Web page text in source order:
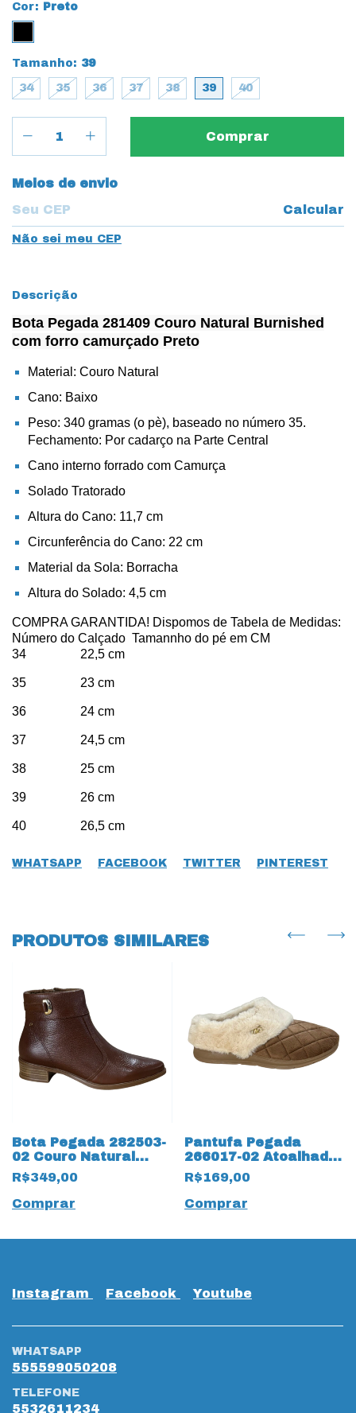
Cor: Preto
Tamanho: 39
34 35 36 37 38 39 40
Entregas para o CEP:
Meios de envio
Calcular
Não sei meu CEP
Descrição
Bota Pegada 281409 Couro Natural Burnished
com forro camurçado Preto
Material: Couro Natural
Cano: Baixo
Peso: 340 gramas (o pè), baseado no número 35.
Fechamento: Por cadarço na Parte Central
Cano interno forrado com Camurça
Solado Tratorado
Altura do Cano: 11,7 cm
Circunferência do Cano: 22 cm
Material da Sola: Borracha
Altura do Solado: 4,5 cm
COMPRA GARANTIDA! Dispomos de Tabela de Medidas:
Número do Calçado Tamannho do pé em CM
34 22,5 cm
35 23 cm
36 24 cm
37 24,5 cm
38 25 cm
39 26 cm
40 26,5 cm
WHATSAPP FACEBOOK TWITTER PINTEREST
PRODUTOS SIMILARES
Bota Pegada 282503-
02 Couro Natural
Burnished 19807
Terracota
R$349,00
Comprar
Pantufa Pegada
266017-02 Atoalhada
19655 Areia
R$169,00
Comprar
Instagram Facebook Youtube
WHATSAPP
555599050208
TELEFONE
5532611234